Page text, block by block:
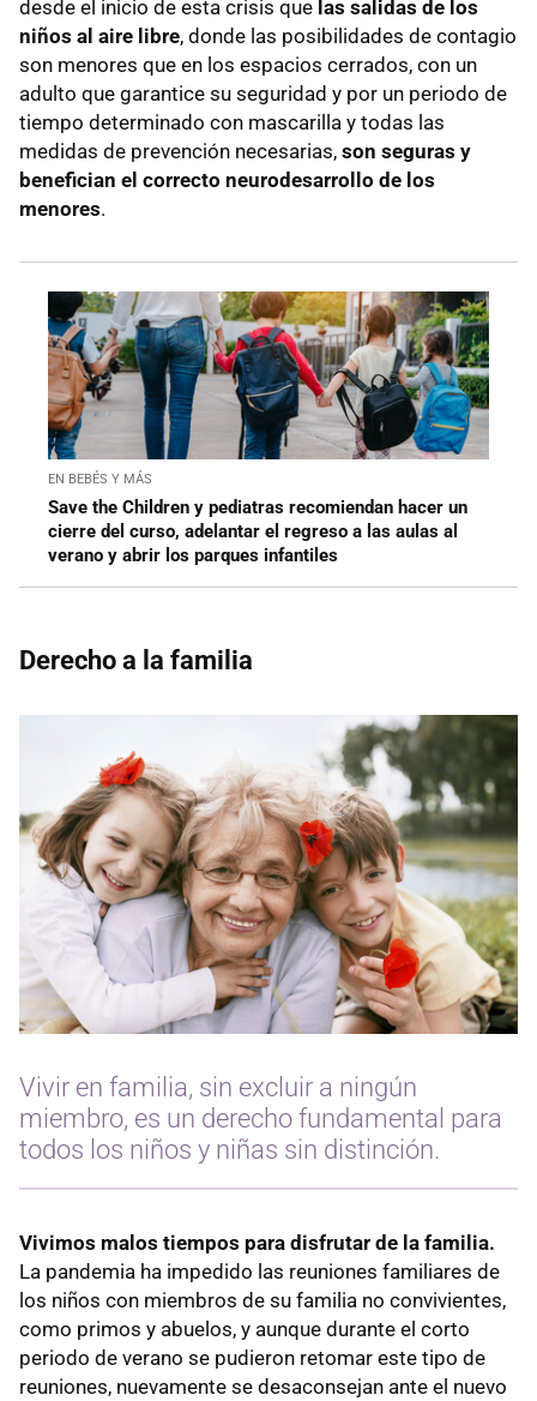
desde el inicio de esta crisis que las salidas de los
niños al aire libre, donde las posibilidades de contagio
son menores que en los espacios cerrados, con un
adulto que garantice su seguridad y por un periodo de
tiempo determinado con mascarilla y todas las
medidas de prevención necesarias, son seguras y
benefician el correcto neurodesarrollo de los
menores.
EN BEBÉS Y MÁS
Save the Children y pediatras recomiendan hacer un
cierre del curso, adelantar el regreso a las aulas al
verano y abrir los parques infantiles
Derecho a la familia
Vivir en familia, sin excluir a ningún
miembro, es un derecho fundamental para
todos los niños y niñas sin distinción.
Vivimos malos tiempos para disfrutar de la familia.
La pandemia ha impedido las reuniones familiares de
los niños con miembros de su familia no convivientes,
como primos y abuelos, y aunque durante el corto
periodo de verano se pudieron retomar este tipo de
reuniones, nuevamente se desaconsejan ante el nuevo